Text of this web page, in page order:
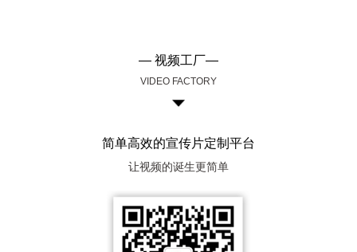
— 视频工厂—
VIDEO FACTORY
简单高效的宣传片定制平台
让视频的诞生更简单